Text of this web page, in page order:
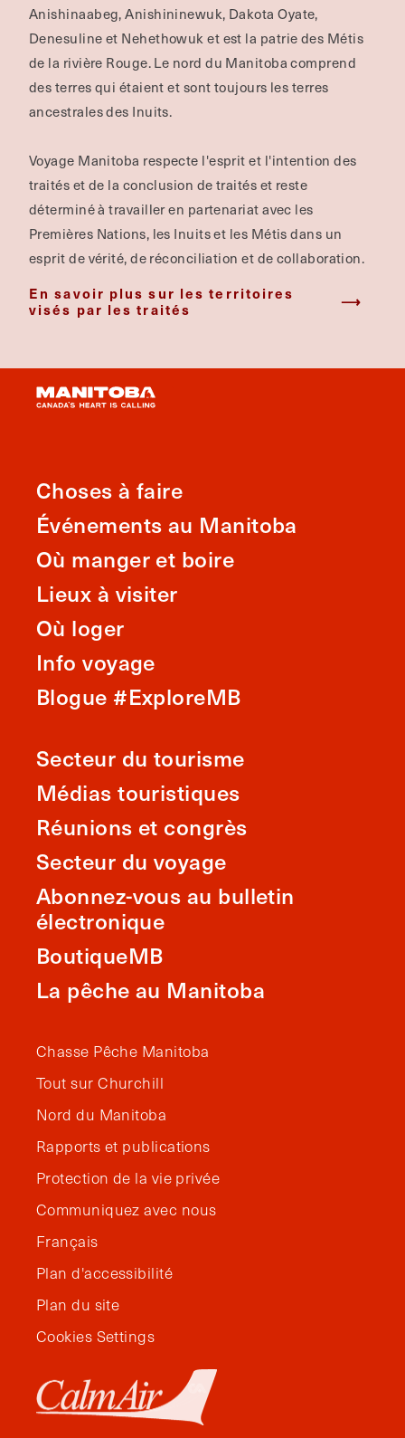
Anishinaabeg, Anishininewuk, Dakota Oyate,
Denesuline et Nehethowuk et est la patrie des Métis
de la rivière Rouge.Le nord du Manitoba comprend
des terres qui étaient et sont toujours les terres
ancestrales des Inuits.
Voyage Manitoba respecte l'esprit et l'intention des
traités et de la conclusion de traités et reste
déterminé à travailler en partenariat avec les
Premières Nations, les Inuits et les Métis dans un
esprit de vérité, de réconciliation et de collaboration.
En savoir plus sur les territoires
visés par les traités
Choses à faire
Événements au Manitoba
Où manger et boire
Lieux à visiter
Où loger
Info voyage
Blogue #ExploreMB
Secteur du tourisme
Médias touristiques
Réunions et congrès
Secteur du voyage
Abonnez-vous au bulletin
électronique
BoutiqueMB
La pêche au Manitoba
Chasse Pêche Manitoba
Tout sur Churchill
Nord du Manitoba
Rapports et publications
Protection de la vie privée
Communiquez avec nous
Français
Plan d'accessibilité
Plan du site
Cookies Settings